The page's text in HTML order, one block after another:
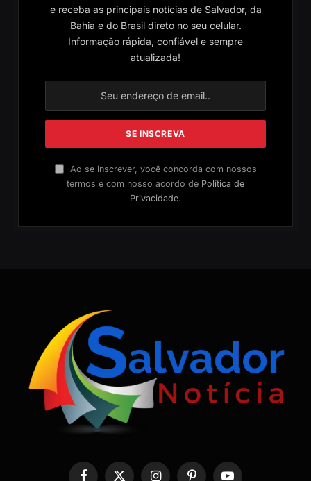
e receba as principais notícias de Salvador, da
Bahia e do Brasil direto no seu celular.
Informação rápida, confiável e sempre
atualizada!
Ao se inscrever, você concorda com nossos
termos e com nosso acordo de Política de
Privacidade.